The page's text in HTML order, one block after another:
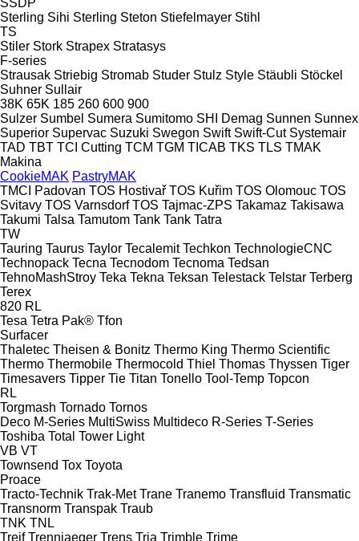
Sterling Sihi Sterling Steton Stiefelmayer Stihl
TS
Stiler Stork Strapex Stratasys
F-series
Strausak Striebig Stromab Studer Stulz Style Stäubli Stöckel
Suhner Sullair
38K 65K 185 260 600 900
Sulzer Sumbel Sumera Sumitomo SHI Demag Sunnen Sunnex
Superior Supervac Suzuki Swegon Swift Swift-Cut Systemair
TAD TBT TCI Cutting TCM TGM TICAB TKS TLS TMAK
Makina
CookieMAK PastryMAK
TMCI Padovan TOS Hostivař TOS Kuřim TOS Olomouc TOS
Svitavy TOS Varnsdorf TOS Tajmac-ZPS Takamaz Takisawa
Takumi Talsa Tamutom Tank Tank Tatra
TW
Tauring Taurus Taylor Tecalemit Techkon TechnologieCNC
Technopack Tecna Tecnodom Tecnoma Tedsan
TehnoMashStroy Teka Tekna Teksan Telestack Telstar Terberg
Terex
820 RL
Tesa Tetra Pak® Tfon
Surfacer
Thaletec Theisen & Bonitz Thermo King Thermo Scientific
Thermo Thermobile Thermocold Thiel Thomas Thyssen Tiger
Timesavers Tipper Tie Titan Tonello Tool-Temp Topcon
RL
Torgmash Tornado Tornos
Deco M-Series MultiSwiss Multideco R-Series T-Series
Toshiba Total Tower Light
VB VT
Townsend Tox Toyota
Proace
Tracto-Technik Trak-Met Trane Tranemo Transfluid Transmatic
Transnorm Transpak Traub
TNK TNL
Treif Trennjaeger Trens Tria Trimble Trime